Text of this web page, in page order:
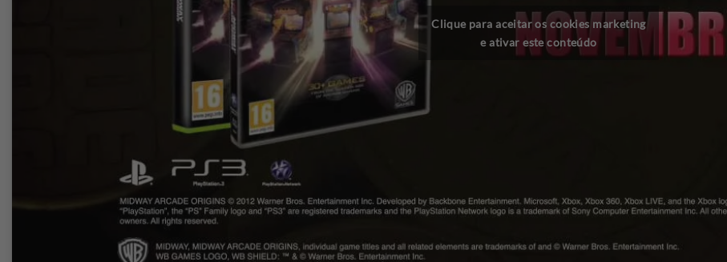
Clique para aceitar os cookies marketing
e ativar este conteúdo